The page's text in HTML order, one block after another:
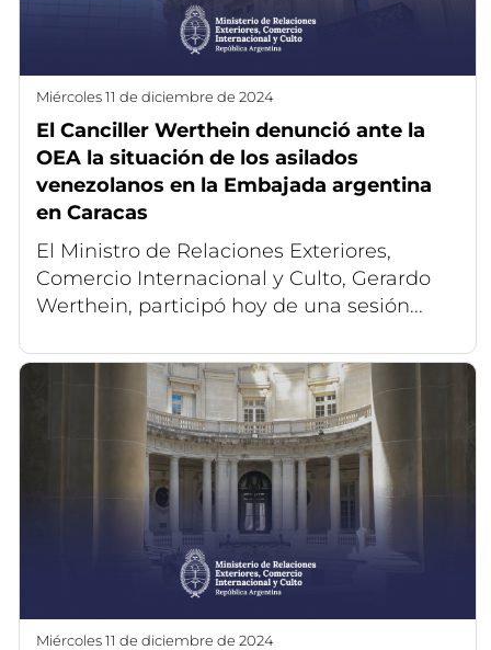
miércoles 11 de diciembre de 2024
El Canciller Werthein denunció ante la
OEA la situación de los asilados
venezolanos en la Embajada argentina
en Caracas
El Ministro de Relaciones Exteriores,
Comercio Internacional y Culto, Gerardo
Werthein, participó hoy de una sesión...
miércoles 11 de diciembre de 2024